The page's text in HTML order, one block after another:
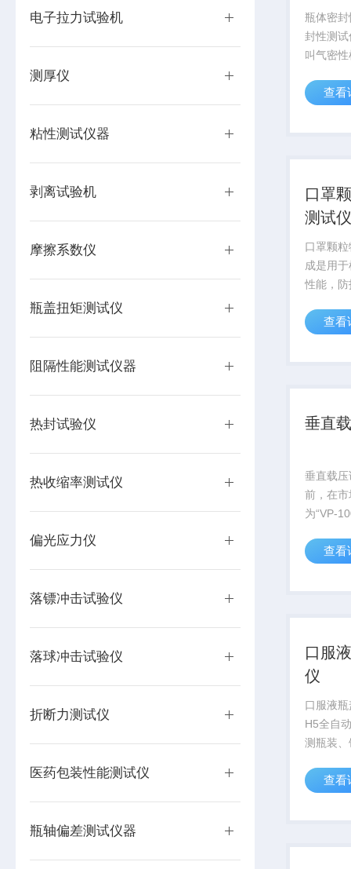
电子拉力试验机
测厚仪
粘性测试仪器
剥离试验机
摩擦系数仪
瓶盖扭矩测试仪
阻隔性能测试仪器
热封试验仪
热收缩率测试仪
偏光应力仪
落镖冲击试验仪
落球冲击试验仪
折断力测试仪
医药包装性能测试仪
瓶轴偏差测试仪器
瓶体密
封性测
叫气密
用于检
可以有
查看
口罩
测试
口罩颗
成是用
性能，
罩主要
用于医
查看
垂直
垂直载
前，在
为“VP-
出。相
优势： 1.根据用户需求可实现
查看
口服
仪
口服液
H5全自
测瓶装
启及旋
测的理
查看